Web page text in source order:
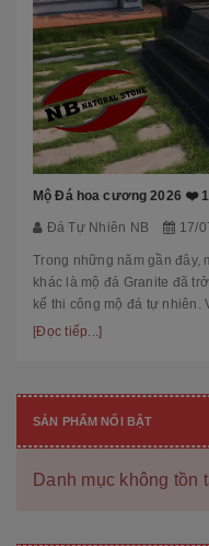
Mộ Đá hoa cương 2026 ❤️
Đá Tự Nhiên NB 17/
Trong những năm gần đây,
khác là mộ đá Granite đã
kế thi công mộ đá tự nhiên.
hiệ...
[Đọc tiếp...]
SẢN PHẨM NỔI BẬT
Danh mục không tồn